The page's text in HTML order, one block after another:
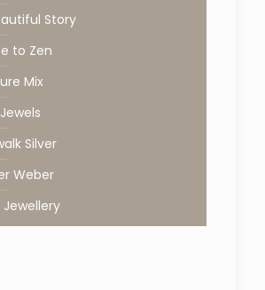
Story
to Zen
Mix
Silver
Weber
Jewellery